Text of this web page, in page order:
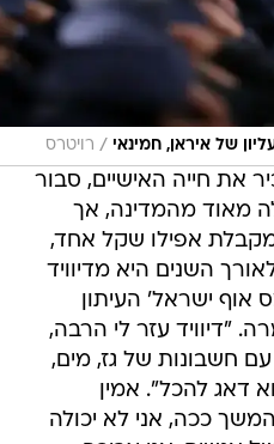
של איראן, חמינאי / רויטרס
את חייה האישיים, סבור
מאוד מהמדינה, אך
מקבלת אפילו שקל אחד,
השנים היא מדיוויד
אוף ישראל' העיתון
"דיוויד עזר לי הרבה,
חשבונות של גז, מים,
דאג להכל". אמין
ככה, אני לא יכולה